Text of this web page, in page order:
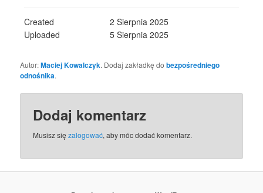
Created
2 Sierpnia 2025
Uploaded
5 Sierpnia 2025
Autor:Maciej Kowalczyk. Dodaj zakładkę dobezpośredniego
odnośnika.
Dodaj komentarz
Musisz sięzalogować, aby móc dodać komentarz.